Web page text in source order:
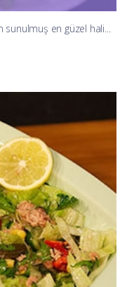
sunulmuş en güzel hali...